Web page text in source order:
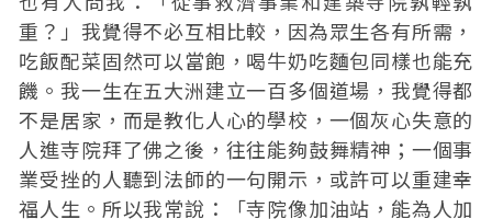
重？」我覺得不必互相比較，因為眾生各有所需，
吃飯配菜固然可以當飽，喝牛奶吃麵包同樣也能充
饑。我一生在五大洲建立一百多個道場，我覺得都
不是居家，而是教化人心的學校，一個灰心失意的
人進寺院拜了佛之後，往往能夠鼓舞精神；一個事
業受挫的人聽到法師的一句開示，或許可以重建幸
福人生。所以我常說：「寺院像加油站，能為人加